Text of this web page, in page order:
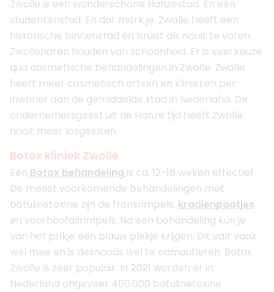
Zwolle is een wonderschone Hanzestad. En een
studentenstad. En dat merk je. Zwolle heeft een
historische binnenstad én bruist als nooit te voren.
Zwollenaren houden van schoonheid. Er is veel keuze
qua cosmetische behandelingen in Zwolle. Zwolle
heeft meer cosmetisch artsen en klinieken per
inwoner dan de gemiddelde stad in Nederland. De
ondernemersgeest uit de Hanze tijd heeft Zwolle
nooit meer losgelaten.
Botox kliniek Zwolle
Een Botox behandeling is ca. 12-16 weken effectief.
De meest voorkomende behandelingen met
botulinetoxine zijn de fronsrimpels, kraaienpootjes
en voorhoofdsrimpels. Na een behandeling kun je
van het prikje een blauw plekje krijgen. Dit valt vaak
wel mee en is desnoods wel te camoufleren. Botox
Zwolle is zeer populair. In 2021 worden er in
Nederland ongeveer 400.000 botulinetoxine